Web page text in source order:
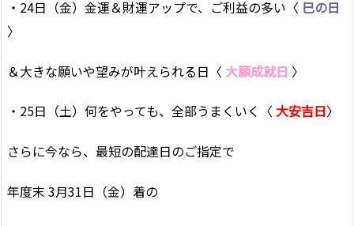
・24日（金）金運＆財運アップで、ご利益の多い〈 巳の日
〉
＆大きな願いや望みが叶えられる日〈 大願成就日 〉
・25日（土）何をやっても、全部うまくいく〈 大安吉日〉
さらに今なら、最短の配達日のご指定で
年度末 3月31日（金）着の